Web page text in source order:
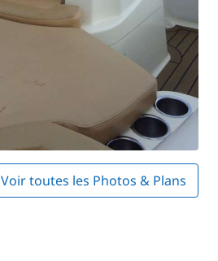
Voir toutes les Photos & Plans